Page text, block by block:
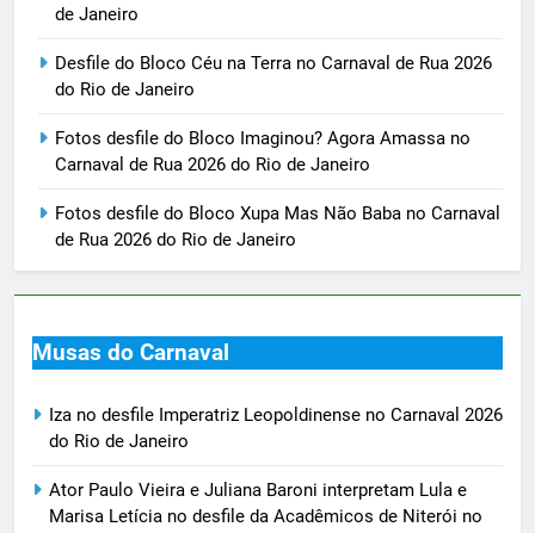
de Janeiro
Desfile do Bloco Céu na Terra no Carnaval de Rua 2026
do Rio de Janeiro
Fotos desfile do Bloco Imaginou? Agora Amassa no
Carnaval de Rua 2026 do Rio de Janeiro
Fotos desfile do Bloco Xupa Mas Não Baba no Carnaval
de Rua 2026 do Rio de Janeiro
Musas do Carnaval
Iza no desfile Imperatriz Leopoldinense no Carnaval 2026
do Rio de Janeiro
Ator Paulo Vieira e Juliana Baroni interpretam Lula e
Marisa Letícia no desfile da Acadêmicos de Niterói no